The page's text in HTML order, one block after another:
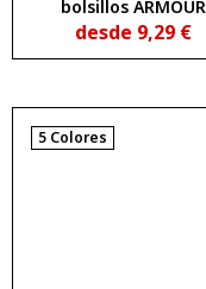
bolsillos ARMOUR
desde 9,29 €
5 Colores